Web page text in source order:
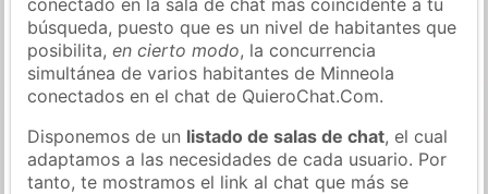
búsqueda, puesto que es un nivel de habitantes que
posibilita,en cierto modo, la concurrencia
simultánea de varios habitantes de Minneola
conectados en el chat de QuieroChat.Com.
Disponemos de un listado de salas de chat, el cual
adaptamos a las necesidades de cada usuario. Por
tanto, te mostramos el link al chat que más se